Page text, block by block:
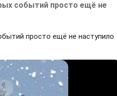
событий просто ещё не
просто ещё не наступило